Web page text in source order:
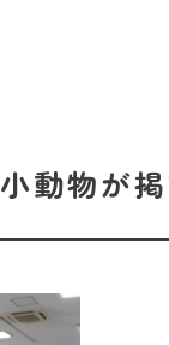
小動物が